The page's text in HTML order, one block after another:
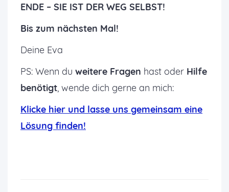
ENDE – SIE IST DER WEG SELBST!
Bis zum nächsten Mal!
Deine Eva
PS: Wenn du weitere Fragen hast oder Hilfe
benötigt, wende dich gerne an mich:
Klicke hier und lasse uns gemeinsam eine
Lösung finden!